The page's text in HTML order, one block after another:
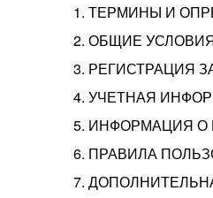
1. ТЕРМИНЫ И
2. ОБЩИЕ
3. РЕГИСТРАЦИЯ
4. УЧЕТНАЯ
5. ИНФОРМАЦИЯ
6. ПРАВИЛА
7.